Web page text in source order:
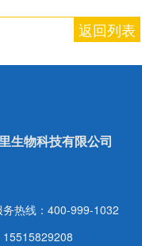
返回列表
生物科技有限公司
热线：400-999-1032